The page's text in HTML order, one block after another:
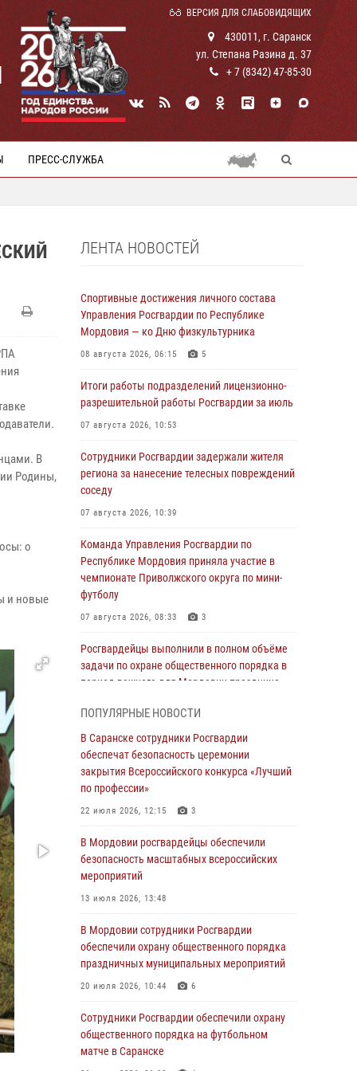
ВЕРСИЯ ДЛЯ СЛАБОВИДЯЩИХ
430011, г. Саранск
ул. Степана Разина д. 37
+ 7 (8342) 47-85-30
ПРЕСС-СЛУЖБА
В
Родины,
о
и новые
ЛЕНТА НОВОСТЕЙ
Спортивные достижения личного состава
Управления Росгвардии по Республике
Мордовия — ко Дню физкультурника
08 августа 2026, 06:15 5
Итоги работы подразделений лицензионно-
разрешительной работы Росгвардии за июль
07 августа 2026, 10:53
Сотрудники Росгвардии задержали жителя
региона за нанесение телесных повреждений
соседу
07 августа 2026, 10:39
Команда Управления Росгвардии по
Республике Мордовия приняла участие в
чемпионате Приволжского округа по мини-
футболу
07 августа 2026, 08:33 3
Росгвардейцы выполнили в полном объёме
задачи по охране общественного порядка в
период важного для Мордовии праздника
В Мордовии руководство и личный состав
Росгвардии приняли участие в празднествах,
посвящённых 25-летию канонизации Фёдора
Ушакова
06 августа 2026, 08:14
В Саранске сотрудники Росгвардии
задержали дебошира, повредившего
имущество в кафе
06 августа 2026, 07:03
В Саранске по обращению жителей
правоохранители отреагировали
незамедлительно
05 августа 2026, 15:04
В Саранске сотрудники Росгвардии
задержали мужчину, подозреваемого в
причинении телесных повреждений супруге
ПОПУЛЯРНЫЕ НОВОСТИ
В Саранске сотрудники Росгвардии
обеспечат безопасность церемонии
закрытия Всероссийского конкурса «Лучший
по профессии»
22 июля 2026, 12:15 3
В Мордовии росгвардейцы обеспечили
безопасность масштабных всероссийских
мероприятий
13 июля 2026, 13:48
В Мордовии сотрудники Росгвардии
обеспечили охрану общественного порядка
праздничных муниципальных мероприятий
20 июля 2026, 10:44 6
Сотрудники Росгвардии обеспечили охрану
общественного порядка на футбольном
матче в Саранске